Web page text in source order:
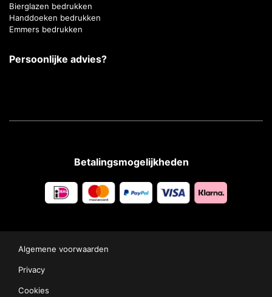
Bierglazen bedrukken
Handdoeken bedrukken
Emmers bedrukken
Persoonlijke advies?
Betalingsmogelijkheden
Algemene voorwaarden
Privacy
Cookies